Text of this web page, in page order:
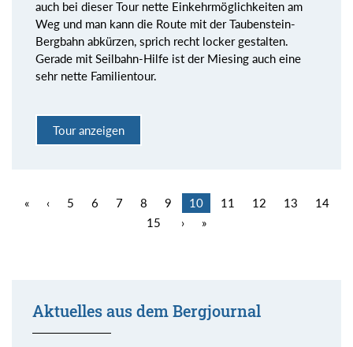
auch bei dieser Tour nette Einkehrmöglichkeiten am
Weg und man kann die Route mit der Taubenstein-
Bergbahn abkürzen, sprich recht locker gestalten.
Gerade mit Seilbahn-Hilfe ist der Miesing auch eine
sehr nette Familientour.
Tour anzeigen
« ‹ 5 6 7 8 9 10 11 12 13
14
15
› »
Aktuelles aus dem Bergjournal